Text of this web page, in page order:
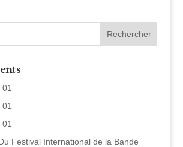
Festival International de la Bande